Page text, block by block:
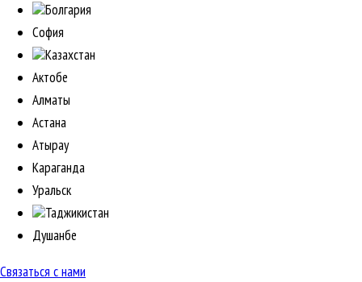
Болгария
София
Казахстан
Актобе
Алматы
Астана
Атырау
Караганда
Уральск
Таджикистан
Душанбе
Связаться с нами